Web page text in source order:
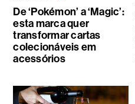
De ‘Pokémon’ a ‘Magic’:
esta marca quer
transformar cartas
colecionáveis em
acessórios